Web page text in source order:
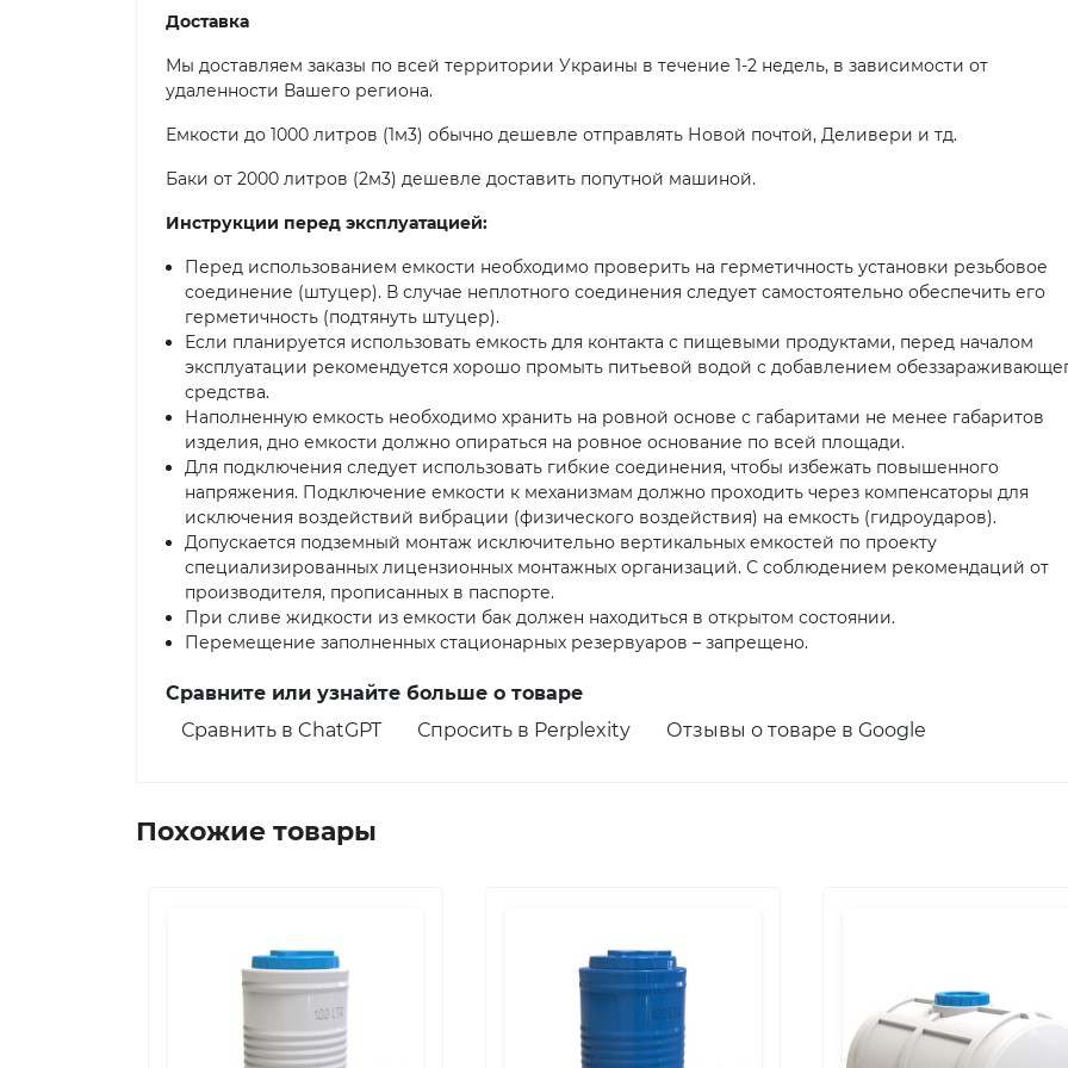
Доставка
Мы доставляем заказы по всей территории Украины в течение 1-2 недель, в зависимости от
удаленности Вашего региона.
Емкости до 1000 литров (1м3) обычно дешевле отправлять Новой почтой, Деливери и тд.
Баки от 2000 литров (2м3) дешевле доставить попутной машиной.
Инструкции перед эксплуатацией:
Перед использованием емкости необходимо проверить на герметичность установки резьбовое
соединение (штуцер). В случае неплотного соединения следует самостоятельно обеспечить его
герметичность (подтянуть штуцер).
Если планируется использовать емкость для контакта с пищевыми продуктами, перед началом
эксплуатации рекомендуется хорошо промыть питьевой водой с добавлением
средства.
Наполненную емкость необходимо хранить на ровной основе с габаритами не менее габаритов
изделия, дно емкости должно опираться на ровное основание по всей площади.
Для подключения следует использовать гибкие соединения, чтобы избежать повышенного
напряжения. Подключение емкости к механизмам должно проходить через компенсаторы для
исключения воздействий вибрации (физического воздействия) на емкость (гидроударов).
Допускается подземный монтаж исключительно вертикальных емкостей по проекту
специализированных лицензионных монтажных организаций. С соблюдением рекомендаций от
производителя, прописанных в паспорте.
При сливе жидкости из емкости бак должен находиться в открытом состоянии.
Перемещение заполненных стационарных резервуаров – запрещено.
Сравните или узнайте больше о товаре
Сравнить в ChatGPT
Спросить в Perplexity Отзывы о товаре в Google
Похожие товары